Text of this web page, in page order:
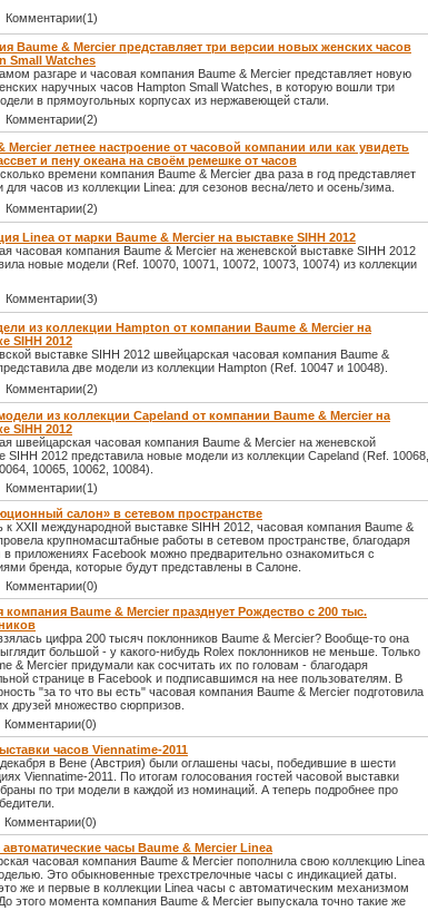
Комментарии(1)
Baume & Mercier представляет три версии новых женских часов
Small Watches
разгаре и часовая компания Baume & Mercier представляет новую
наручных часов Hampton Small Watches, в которую вошли три
в прямоугольных корпусах из нержавеющей стали.
Комментарии(2)
Mercier летнее настроение от часовой компании или как увидеть
и пену океана на своём ремешке от часов
времени компания Baume & Mercier два раза в год представляет
часов из коллекции Linea: для сезонов весна/лето и осень/зима.
Комментарии(2)
Linea от марки Baume & Mercier на выставке SIHH 2012
часовая компания Baume & Mercier на женевской выставке SIHH 2012
новые модели (Ref. 10070, 10071, 10072, 10073, 10074) из коллекции
Комментарии(3)
из коллекции Hampton от компании Baume & Mercier на
SIHH 2012
выставке SIHH 2012 швейцарская часовая компания Baume &
две модели из коллекции Hampton (Ref. 10047 и 10048).
Комментарии(2)
из коллекции Capeland от компании Baume & Mercier на
SIHH 2012
швейцарская часовая компания Baume & Mercier на женевской
SIHH 2012 представила новые модели из коллекции Capeland (Ref. 10068,
10065, 10062, 10084).
Комментарии(1)
салон» в сетевом пространстве
к XXII международной выставке SIHH 2012, часовая компания Baume &
крупномасштабные работы в сетевом пространстве, благодаря
в приложениях Facebook можно предварительно ознакомиться с
бренда, которые будут представлены в Салоне.
Комментарии(0)
компания Baume & Mercier празднует Рождество с 200 тыс.
цифра 200 тысяч поклонников Baume & Mercier? Вообще-то она
большой - у какого-нибудь Rolex поклонников не меньше. Только
& Mercier придумали как сосчитать их по головам - благодаря
странице в Facebook и подписавшимся на нее пользователям. В
"за то что вы есть" часовая компания Baume & Mercier подготовила
друзей множество сюрпризов.
Комментарии(0)
часов Viennatime-2011
в Вене (Австрия) были оглашены часы, победившие в шести
Viennatime-2011. По итогам голосования гостей часовой выставки
по три модели в каждой из номинаций. А теперь подробнее про
Комментарии(0)
часы Baume & Mercier Linea
часовая компания Baume & Mercier пополнила свою коллекцию Linea
Это обыкновенные трехстрелочные часы с индикацией даты.
же и первые в коллекции Linea часы с автоматическим механизмом
этого момента компания Baume & Mercier выпускала точно такие же